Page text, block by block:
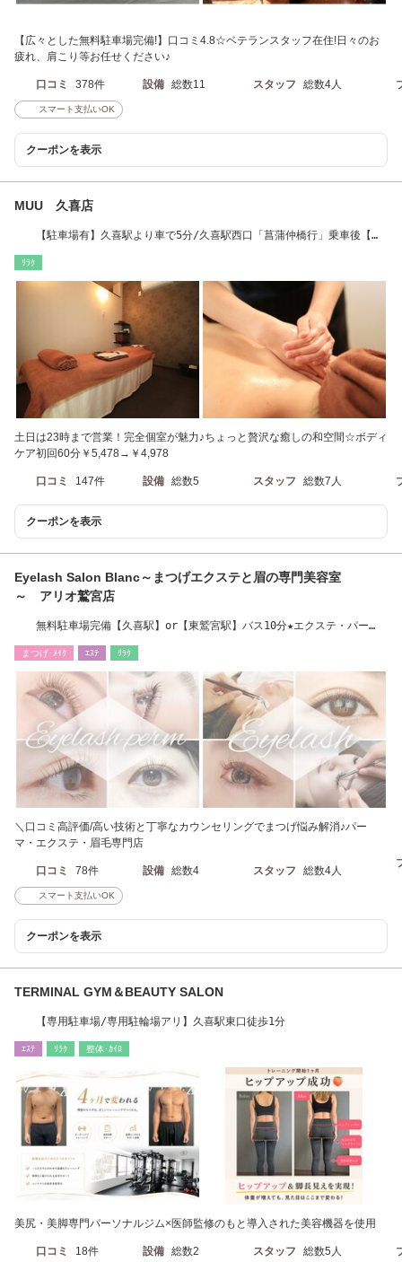
【広々とした無料駐車場完備!】口コミ4.8☆ベテランスタッフ在住!日々のお
疲れ、肩こり等お任せください♪
口コミ 378件 設備 総数11 スタッフ 総数4人
スマート支払いOK
クーポンを表示
MUU 久喜店
【駐車場有】久喜駅より車で5分/久喜駅西口「菖蒲仲橋行」乗車後【橋
ﾘﾗｸ
土日は23時まで営業！完全個室が魅力♪ちょっと贅沢な癒しの和空間☆ボディ
ケア初回60分￥5,478→￥4,978
口コミ 147件 設備 総数5 スタッフ 総数7人
クーポンを表示
Eyelash Salon Blanc～まつげエクステと眉の専門美容室
～ アリオ鷲宮店
無料駐車場完備【久喜駅】or【東鷲宮駅】バス10分★エクステ・パー
まつげ･ﾒｲｸ ｴｽﾃ ﾘﾗｸ
＼口コミ高評価/高い技術と丁寧なカウンセリングでまつげ悩み解消♪パー
マ・エクステ・眉毛専門店
口コミ 78件 設備 総数4 スタッフ 総数4人
スマート支払いOK
クーポンを表示
TERMINAL GYM＆BEAUTY SALON
【専用駐車場/専用駐輪場アリ】久喜駅東口徒歩1分
ｴｽﾃ ﾘﾗｸ 整体･ｶｲﾛ
美尻・美脚専門パーソナルジム×医師監修のもと導入された美容機器を使用
口コミ 18件 設備 総数2 スタッフ 総数5人